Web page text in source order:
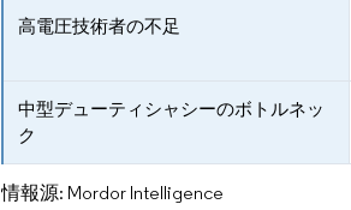
高電圧技術者の不足
中型デューティシャシーのボトルネッ
ク
情報源: Mordor Intelligence